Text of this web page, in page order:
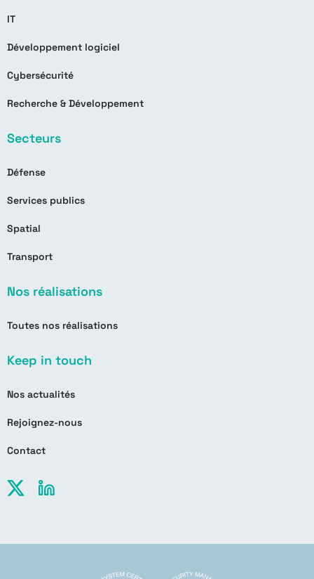
IT
Développement logiciel
Cybersécurité
Recherche & Développement
Secteurs
Défense
Services publics
Spatial
Transport
Nos réalisations
Toutes nos réalisations
Keep in touch
Nos actualités
Rejoignez-nous
Contact
X